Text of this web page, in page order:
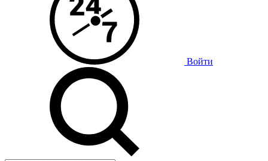
Войти